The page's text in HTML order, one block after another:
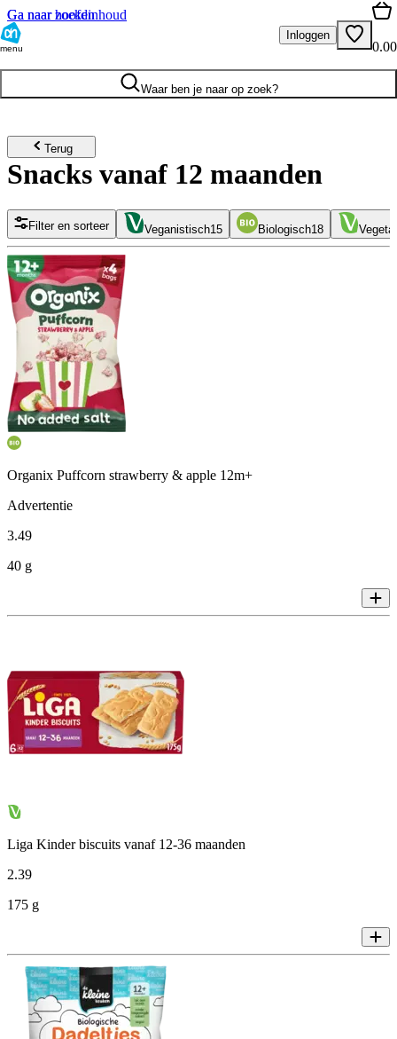
Ga naar hoofdinhoud
Ga naar zoeken
menu
Inloggen
0.00
Waar ben je naar op zoek?
Terug
Snacks vanaf 12 maanden
Filter en sorteer Veganistisch15 Biologisch18
Organix Puffcorn strawberry & apple 12m+
Advertentie
3.49
40 g
Liga Kinder biscuits vanaf 12-36 maanden
2.39
175 g